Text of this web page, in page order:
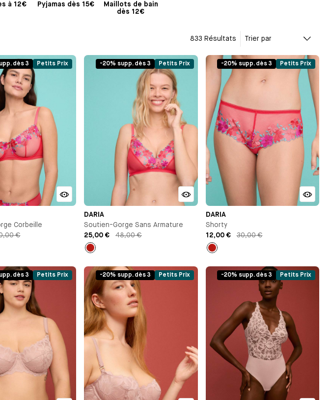
à 12€ Pyjamas dès 15€
Maillots de bain
dès 12€
833 Résultats Trier par
dès 3 Petits Prix
Corbeille
€
-20% supp. dès 3 Petits Prix
DARIA
Soutien-Gorge Sans Armature
25,00 €
48,00 €
-20% supp. dès 3 Petits Prix
DARIA
Shorty
12,00 €
30,00 €
dès 3 Petits Prix -20% supp. dès 3 Petits Prix -20% supp. dès 3 Petits Prix